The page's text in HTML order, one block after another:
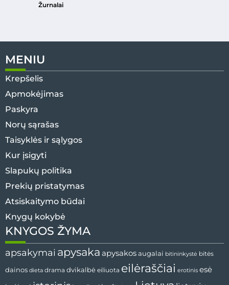
Žurnalai
MENIU
Krepšelis
Apmokėjimas
Paskyra
Norų sąrašas
Taisyklės ir sąlygos
Kur įsigyti
Slapukų politika
Prekių pristatymas
Atsiskaitymo būdai
Knygų kokybė
KNYGOS ŽYMA
apsakymai apysaka apysakos augalai bitininkystė bitės
dainos dieta drama dvikalbė eiliuota eilėraščiai erotinis esė